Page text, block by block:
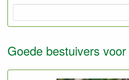
Goede bestuivers